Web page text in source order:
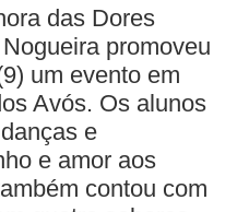
BUSCAR
das Dores
promoveu
um evento em
Avós. Os alunos
e
e amor aos
contou com